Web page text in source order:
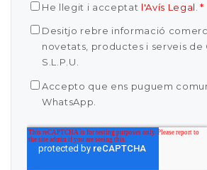
He llegit i acceptat l'Avís Legal *
Desitjo rebre informació
novetats, productes i serveis de
S.L.P.U.
Accepto que ens puguem
WhatsApp.